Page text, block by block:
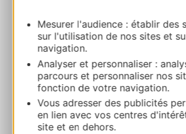
Mesurer l'audience : établir des
sur l'utilisation de nos sites et
navigation.
Analyser et personnaliser :
parcours et personnaliser nos
fonction de votre navigation.
Vous adresser des publicités
en lien avec vos centres
site et en dehors.
Route & access
04 66 26 40 02
E-mail